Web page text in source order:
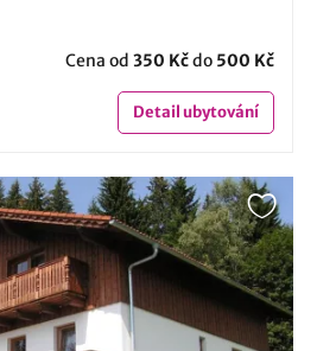
Cena od 350 Kčdo 500 Kč
Detailubytování